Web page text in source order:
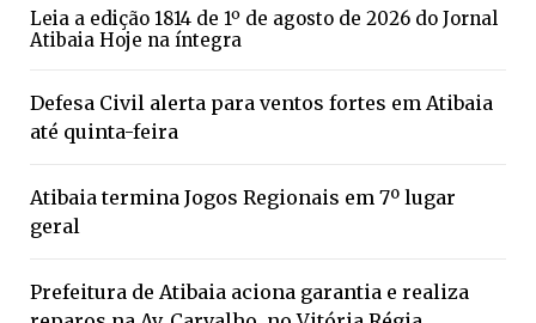
Leia a edição 1814 de 1º de agosto de 2026 do Jornal
Atibaia Hoje na íntegra
Defesa Civil alerta para ventos fortes em Atibaia
até quinta-feira
Atibaia termina Jogos Regionais em 7º lugar
geral
Prefeitura de Atibaia aciona garantia e realiza